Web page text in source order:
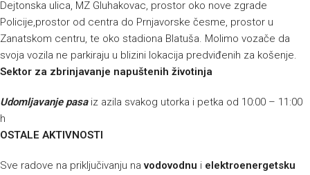
Dejtonska ulica, MZ Gluhakovac, prostor oko nove zgrade
Policije,prostor od centra do Prnjavorske česme, prostor u
Zanatskom centru, te oko stadiona Blatuša. Molimo vozače da
svoja vozila ne parkiraju u blizini lokacija predviđenih za košenje.
Sektor za zbrinjavanje napuštenih životinja
Udomljavanje pasaiz azila svakog utorka i petka od 10:00 – 11:00
h
OSTALE AKTIVNOSTI
Sve radove na priključivanju navodovodnu i elektroenergetsku